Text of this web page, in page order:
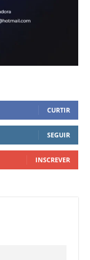
CURTIR
SEGUIR
INSCREVER